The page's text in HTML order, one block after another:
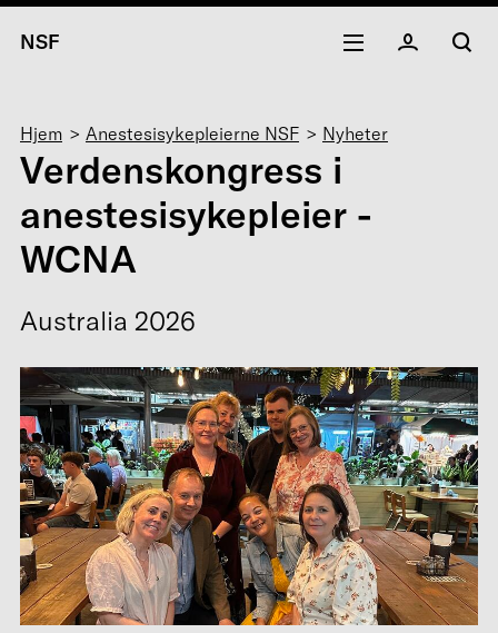
NSF
Navigasjonssti
Hjem Anestesisykepleierne NSF Nyheter
Verdenskongress i
anestesisykepleier -
WCNA
Australia 2026